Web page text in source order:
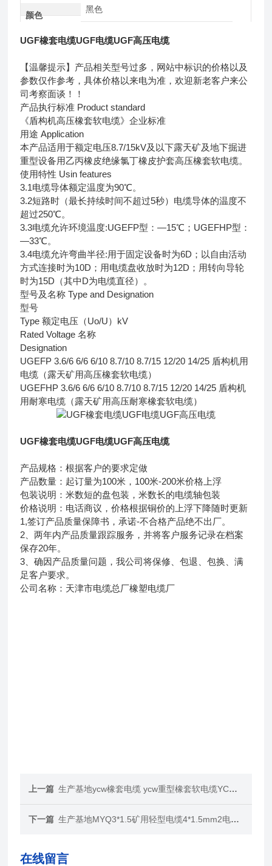
颜色
黑色
UGF橡套电缆UGF电缆UGF高压电缆
【温馨提示】产品相关型号过多，网站中标识的价格以及
参数仅作参考，具体价格以来电为准，欢迎新老客户来公
司考察面谈！！
产品执行标准 Product standard
《盾构机高压橡套软电缆》企业标准
用途 Application
本产品适用于额定电压8.7/15kV及以下露天矿及地下掘进
重型设备用乙丙橡皮绝缘氯丁橡皮护套高压橡套软电缆。
使用特性 Usin features
3.1电缆导体额定温度为90℃。
3.2短路时（最长持续时间不超过5秒）电缆导体的温度不
超过250℃。
3.3电缆允许环境温度:UGEFP型：—15℃；UGEFHP型：
—33℃。
3.4电缆允许弯曲半径:用于固定设备时为6D；以自由活动
方式连接时为10D；用电缆盘收放时为12D；用转向导轮
时为15D（其中D为电缆直径）。
型号及名称 Type and Designation
型号
Type 额定电压（Uo/U）kV
Rated Voltage 名称
Designation
UGEFP 3.6/6 6/6 6/10 8.7/10 8.7/15 12/20 14/25 盾构机用
电缆（露天矿用高压橡套软电缆）
UGEFHP 3.6/6 6/6 6/10 8.7/10 8.7/15 12/20 14/25 盾构机
用耐寒电缆（露天矿用高压耐寒橡套软电缆）
UGF橡套电缆UGF电缆UGF高压电缆
产品规格：根据客户的要求定做
产品数量：起订量为100米，100米-200米价格上浮
包装说明：米数短的盘包装，米数长的电缆轴包装
价格说明：电话商议，价格根据铜价的上浮下降随时更新
1,签订产品质量保障书，承诺-不合格产品绝不出厂。
2、两年内产品质量跟踪服务，并将客户服务记录在档案
保存20年。
3、确因产品质量问题，我公司将保修、包退、包换、满
足客户要求。
公司名称：天津市电缆总厂橡塑电缆厂
上一篇 生产基地ycw橡套电缆 ycw重型橡套软电缆YC户外电缆
下一篇 生产基地MYQ3*1.5矿用轻型电缆4*1.5mm2电缆*报价
在线留言